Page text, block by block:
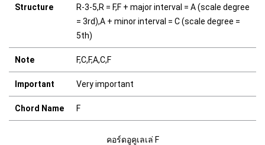
Structure
R-3-5,R = F,F + major interval = A (scale degree
= 3rd),A + minor interval = C (scale degree =
5th)
Note F,C,F,A,C,F
Important Very important
Chord Name F
คอร์ดอูคูเลเล่ F